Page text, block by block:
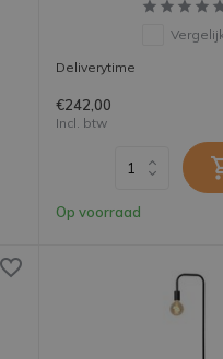
Deliverytime
€242,00
Incl. btw
Op voorraad